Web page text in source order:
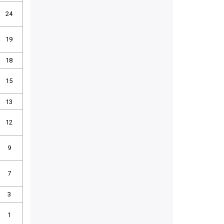
24
19
18
15
13
12
9
7
3
1